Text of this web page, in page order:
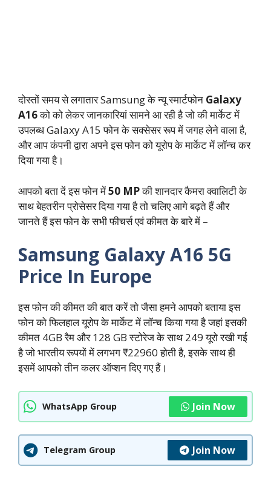
दोस्तों समय से लगातार Samsung के न्यू स्मार्टफोन Galaxy
A16को को लेकर जानकारियां सामने आ रही है जो की मार्केट में
उपलब्ध Galaxy A15 फोन के सक्सेसर रूप में जगह लेने वाला है,
और आप कंपनी द्वारा अपने इस फोन को यूरोप के मार्केट में लॉन्च कर
दिया गया है।
आपको बता दें इस फोन में50 MPकी शानदार कैमरा क्वालिटी के
साथ बेहतरीन प्रोसेसर दिया गया है तो चलिए आगे बढ़ते हैं और
जानते हैं इस फोन के सभी फीचर्स एवं कीमत के बारे में –
Samsung Galaxy A16 5G
Price In Europe
इस फोन की कीमत की बात करें तो जैसा हमने आपको बताया इस
फोन को फिलहाल यूरोप के मार्केट में लॉन्च किया गया है जहां इसकी
कीमत 4GB रैम और 128 GB स्टोरेज के साथ 249 यूरो रखी गई
है जो भारतीय रूपयों में लगभग ₹22960 होती है, इसके साथ ही
इसमें आपको तीन कलर ऑप्शन दिए गए हैं।
WhatsApp Group Join Now
Telegram Group Join Now